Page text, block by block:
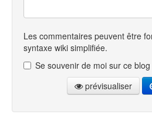
Les commentaires peuvent être
syntaxe wiki simplifiée.
Se souvenir de moi sur ce blog
prévisualiser